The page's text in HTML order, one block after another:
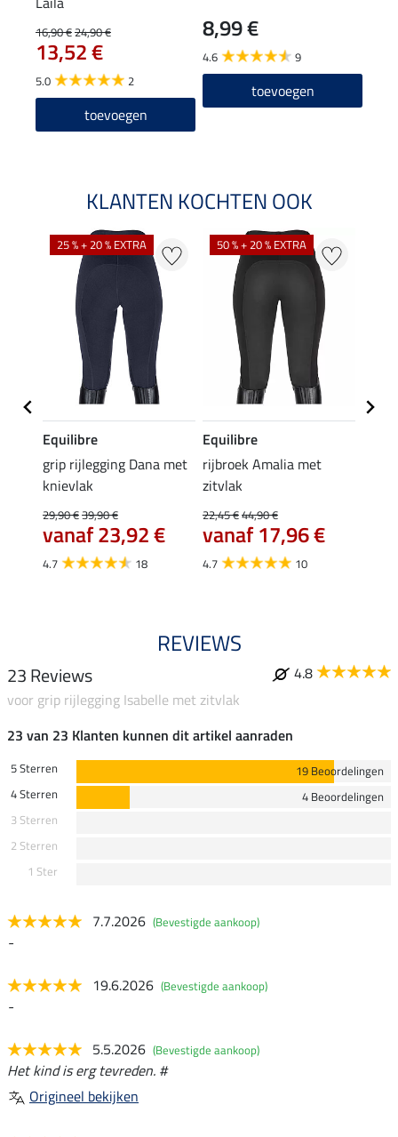
16,90 €24,90 €
13,52 €
5.0 2
toevoegen
8,99 €
4.6 9
toevoegen
KLANTEN KOCHTEN OOK
25 % + 20 % EXTRA
Equilibre
grip rijlegging Dana met
knievlak
29,90 €39,90 €
vanaf 23,92 €
4.7 18
50 % + 20 % EXTRA
Equilibre
rijbroek Amalia met
zitvlak
22,45 €44,90 €
vanaf 17,96 €
4.7 10
REVIEWS
23 Reviews
4.8
voor grip rijlegging Isabelle met zitvlak
23 van 23 Klanten kunnen dit artikel aanraden
5 Sterren
19 Beoordelingen
4 Sterren
4 Beoordelingen
3 Sterren
2 Sterren
1 Ster
7.7.2026 (Bevestigde aankoop)
-
19.6.2026 (Bevestigde aankoop)
-
5.5.2026 (Bevestigde aankoop)
Het kind is erg tevreden. #
Origineel bekijken